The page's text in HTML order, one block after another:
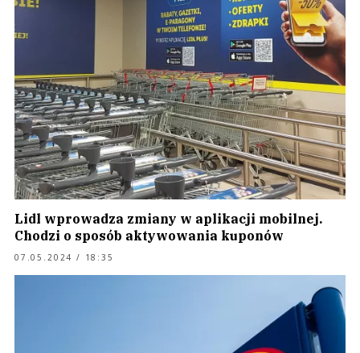
Lidl wprowadza zmiany w aplikacji mobilnej.
Chodzi o sposób aktywowania kuponów
07.05.2024 / 18:35